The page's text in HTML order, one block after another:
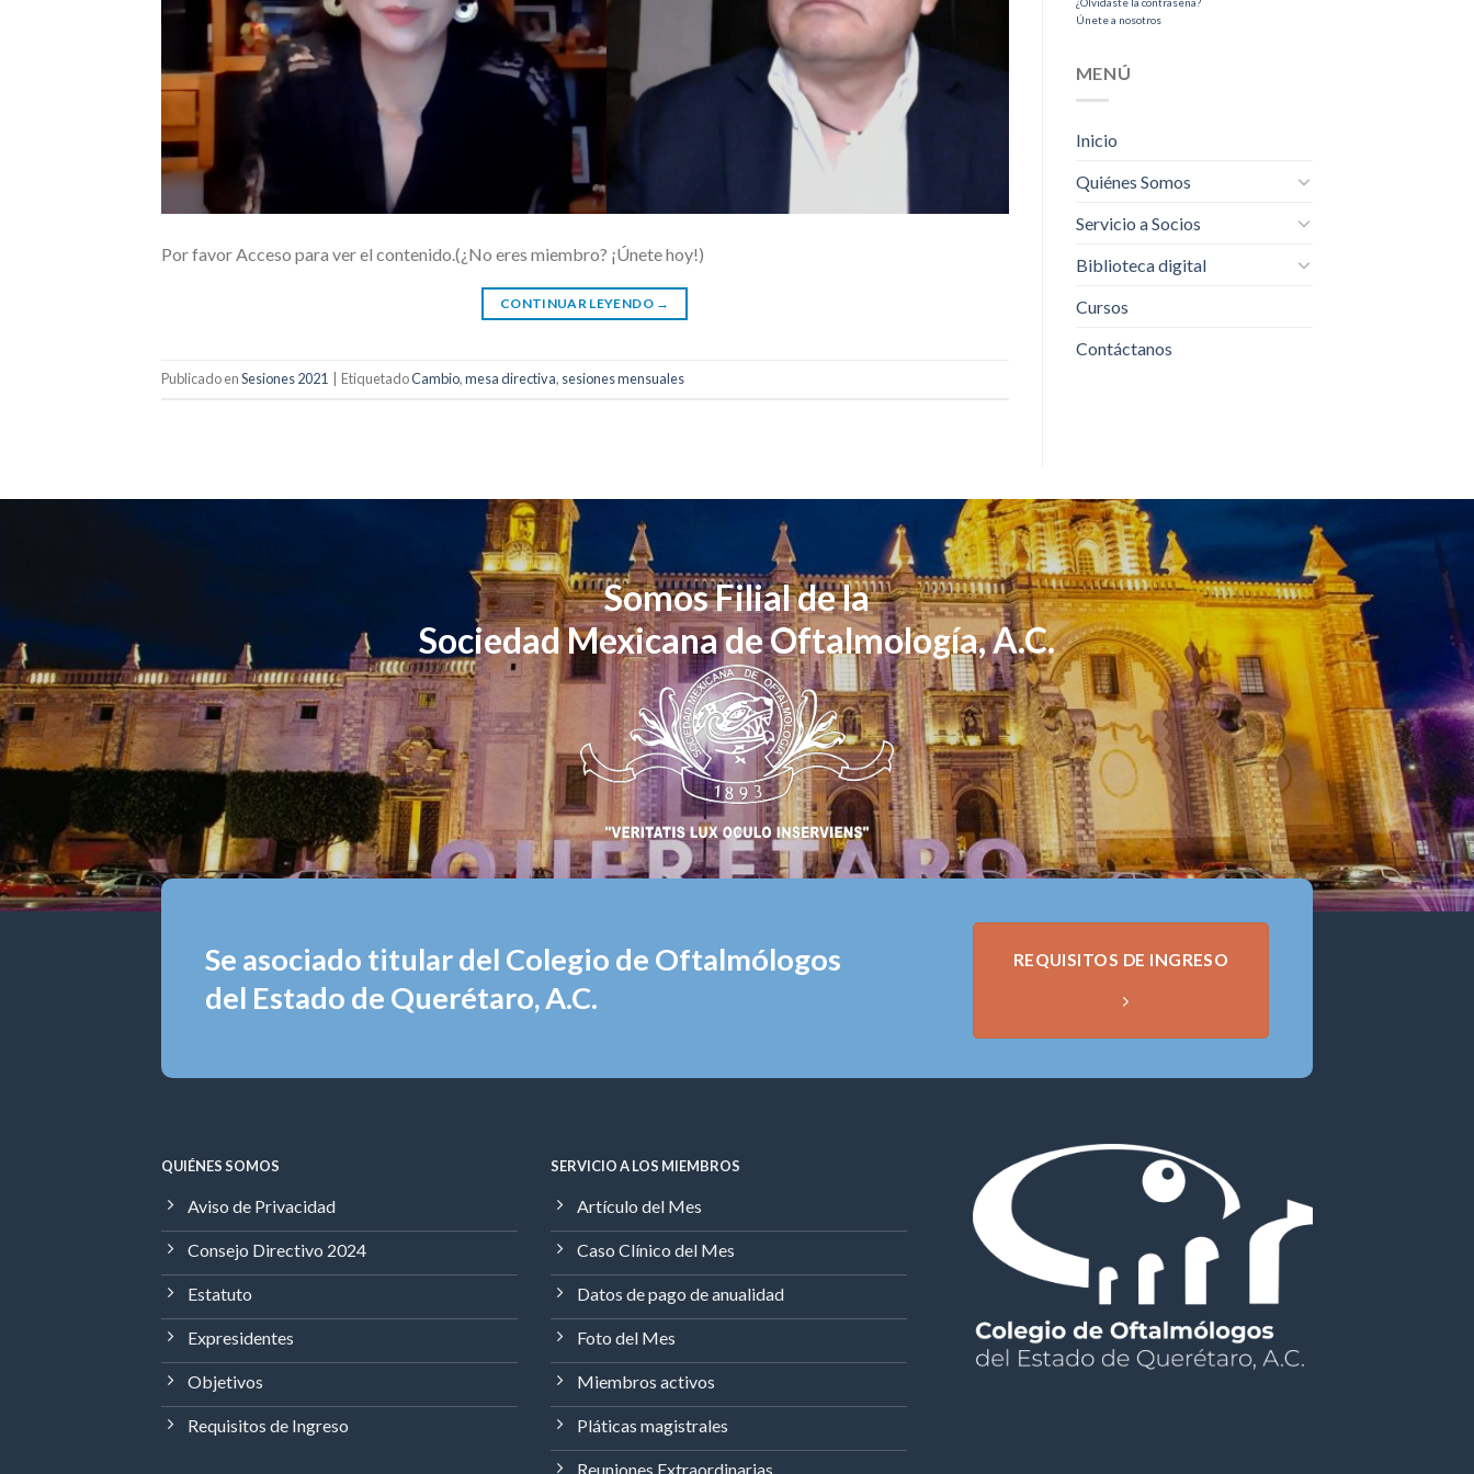
Por favor Acceso para ver el contenido.(¿No eres miembro? ¡Únete hoy!)
CONTINUAR LEYENDO →
Publicado enSesiones 2021 EtiquetadoCambio,mesa directiva, sesiones mensuales
Únete a nosotros
MENÚ
Inicio
Quiénes Somos
Servicio a Socios
Biblioteca digital
Cursos
Contáctanos
Somos Filial de la
Sociedad Mexicana de Oftalmología, A.C.
Se asociado titular del Colegio de Oftalmólogos
del Estado de Querétaro, A.C.
REQUISITOS DE INGRESO
QUIÉNES SOMOS
Aviso de Privacidad
Consejo Directivo 2024
Estatuto
Expresidentes
Objetivos
Requisitos de Ingreso
SERVICIO A LOS MIEMBROS
Artículo del Mes
Caso Clínico del Mes
Datos de pago de anualidad
Foto del Mes
Miembros activos
Pláticas magistrales
Reuniones Extraordinarias